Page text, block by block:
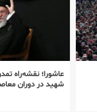
عاشورا؛ نقشه‌راه
شهید در دوران